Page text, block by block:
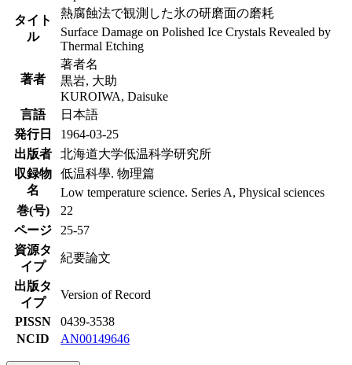
タイト
ル
熱腐蝕法で観測した氷の研磨面の磨耗
Surface Damage on Polished Ice Crystals Revealed by
Thermal Etching
著者
著者名
黒岩, 大助
KUROIWA, Daisuke
言語
日本語
発行日
1964-03-25
出版者
北海道大学低温科学研究所
収録物
名
低温科學. 物理篇
Low temperature science. Series A, Physical sciences
巻(号)
22
ページ
25-57
資源タ
イプ
紀要論文
出版タ
イプ
Version of Record
PISSN
0439-3538
NCID
AN00149646